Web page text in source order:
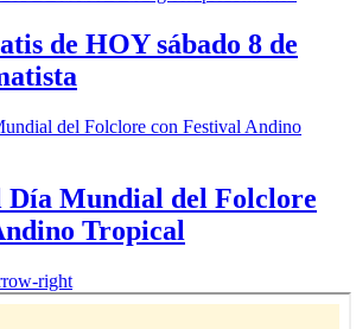
de HOY sábado 8 de
Día Mundial del Folclore
Tropical